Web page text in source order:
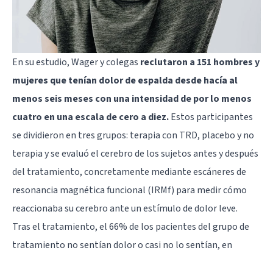
En su estudio, Wager y colegas reclutaron a 151 hombres y
mujeres que tenían dolor de espalda desde hacía al
menos seis meses con una intensidad de por lo menos
cuatro en una escala de cero a diez.Estos participantes
se dividieron en tres grupos: terapia con TRD, placebo y no
terapia y se evaluó el cerebro de los sujetos antes y después
del tratamiento, concretamente mediante escáneres de
resonancia magnética funcional (IRMf) para medir cómo
reaccionaba su cerebro ante un estímulo de dolor leve.
Tras el tratamiento, el 66% de los pacientes del grupo de
tratamiento no sentían dolor o casi no lo sentían, en